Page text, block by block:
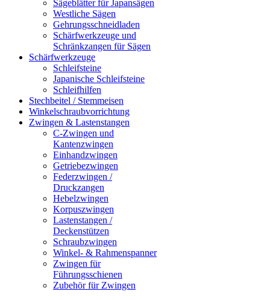
Sägeblätter für Japansägen
Westliche Sägen
Gehrungsschneidladen
Schärfwerkzeuge und
Schränkzangen für Sägen
Schärfwerkzeuge
Schleifsteine
Japanische Schleifsteine
Schleifhilfen
Stechbeitel / Stemmeisen
Winkelschraubvorrichtung
Zwingen & Lastenstangen
C-Zwingen und
Kantenzwingen
Einhandzwingen
Getriebezwingen
Federzwingen /
Druckzangen
Hebelzwingen
Korpuszwingen
Lastenstangen /
Deckenstützen
Schraubzwingen
Winkel- & Rahmenspanner
Zwingen für
Führungsschienen
Zubehör für Zwingen